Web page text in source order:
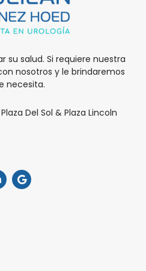
su salud. Si requiere nuestra
nosotros y le brindaremos
necesita.
Del Sol & Plaza Lincoln